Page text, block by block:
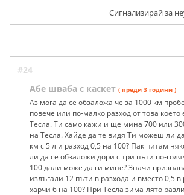
Сигнализирай за
#24
Абе шваба с каскет ( преди 3 години )
Аз мога да се обзаложа че за 1000 км
повече или по-малко разход от това което
Тесла. Ти само кажи и ще мина 700 или
на Тесла. Хайде да те видя Ти можеш ли
км с 5 л и разход 0,5 на 100? Пак питам
ли да се обзаложи дори с три пъти по-
100 дали може да ги мине? Значи
излъгали 12 пъти в разхода и вместо 0,5 в
харчи 6 на 100? При Тесла зима-лято